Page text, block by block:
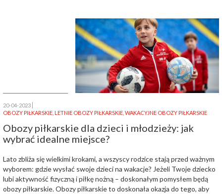
20-04-2023
OBOZY PIŁKARSKIE LETNIE OBOZY PIŁKARSKIE WAKACYJNE OBOZY PIŁKARSKIE
Obozy piłkarskie dla dzieci i młodzieży: jak
wybrać idealne miejsce?
Lato zbliża się wielkimi krokami, a wszyscy rodzice stają przed ważnym
wyborem: gdzie wysłać swoje dzieci na wakacje? Jeżeli Twoje dziecko
lubi aktywność fizyczną i piłkę nożną – doskonałym pomysłem będą
obozy piłkarskie. Obozy piłkarskie to doskonała okazja do tego, aby